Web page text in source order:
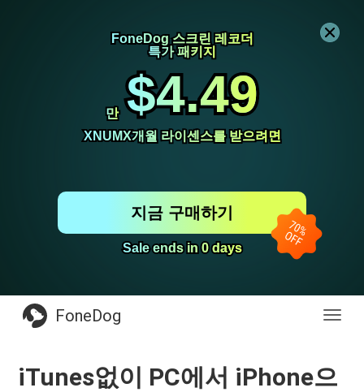
FoneDog 스크린 레코더
FoneDog 스크린 레코더
특가 패키지
특가 패키지
만
만 $4.49
$4.49
XNUMX개월 라이센스를 받으려면
XNUMX개월 라이센스를 받으려면
Sale ends in 0 days
Sale ends in 0 days
지금 구매하기
전
FoneDog
iTunes없이 PC에서 iPhone으